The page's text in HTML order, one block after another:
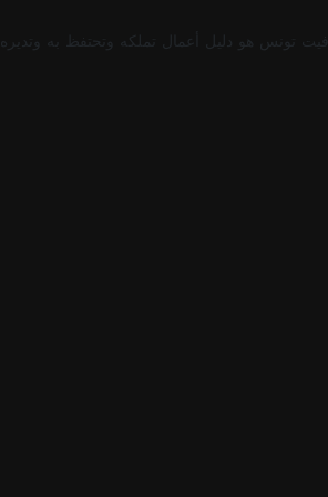
تونس هو دليل أعمال تملكه وتحتفظ به وتديره